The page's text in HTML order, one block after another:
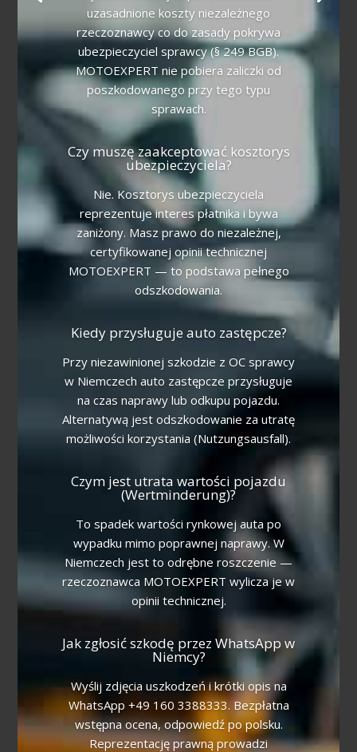
uzasadnione koszty niezależnego
rzeczoznawcy co do zasady pokrywa
ubezpieczyciel sprawcy (§ 249 BGB).
MOTOEXPERT nie pobiera zaliczki od
poszkodowanego przy tego typu
sprawach.
Czy muszę zaakceptować kosztorys
ubezpieczyciela?
Nie. Kosztorys ubezpieczyciela
reprezentuje interes płatnika i bywa
zaniżony. Masz prawo do niezależnej,
certyfikowanej opinii technicznej
MOTOEXPERT — to podstawa pełnego
odszkodowania.
Kiedy przysługuje auto zastępcze?
Przy niezawinionej szkodzie z OC sprawcy
w Niemczech auto zastępcze przysługuje
na czas naprawy lub odkupu pojazdu.
Alternatywą jest odszkodowanie za utratę
możliwości korzystania (Nutzungsausfall).
Czym jest utrata wartości pojazdu
(Wertminderung)?
To spadek wartości rynkowej auta po
wypadku mimo poprawnej naprawy. W
Niemczech jest to odrębne roszczenie —
rzeczoznawca MOTOEXPERT wylicza je w
opinii technicznej.
Jak zgłosić szkodę przez WhatsApp w
Niemcy?
Wyślij zdjęcia uszkodzeń i krótki opis na
WhatsApp +49 160 3388333. Bezpłatna
wstępna ocena, odpowiedź po polsku.
Reprezentację prawną prowadzi